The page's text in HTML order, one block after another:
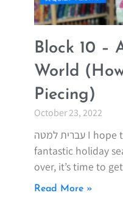
Block 10 –
World
Piecing)
October 23, 2022
עברית למטה I hope that everyone had a
fantastic holiday
over, it’s time to
Read More »